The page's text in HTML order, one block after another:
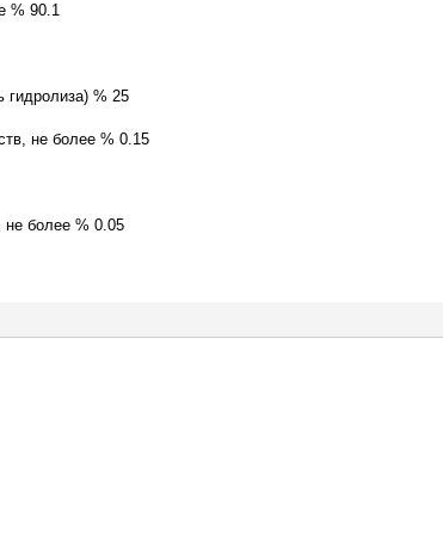
% 90.1
гидролиза) % 25
не более % 0.15
не более % 0.05